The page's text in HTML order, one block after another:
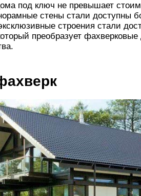
под ключ не превышает
стены стали доступны
строения стали
преобразует